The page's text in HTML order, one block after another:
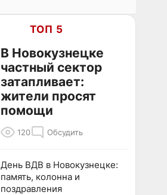
ТОП 5
В Новокузнецке
частный сектор
затапливает:
жители просят
помощи
120 Обсудить
День ВДВ в Новокузнецке:
память, колонна и
поздравления